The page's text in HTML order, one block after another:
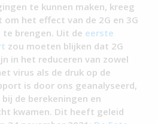
te kunnen maken, kreeg
het effect van de 2G en 3G
brengen. Uit de eerste
zou moeten blijken dat 2G
in het reduceren van zowel
virus als de druk op de
is door ons geanalyseerd,
de berekeningen en
kwamen. Dit heeft geleid